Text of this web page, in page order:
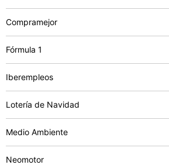
Compramejor
Fórmula 1
Iberempleos
Lotería de Navidad
Medio Ambiente
Neomotor